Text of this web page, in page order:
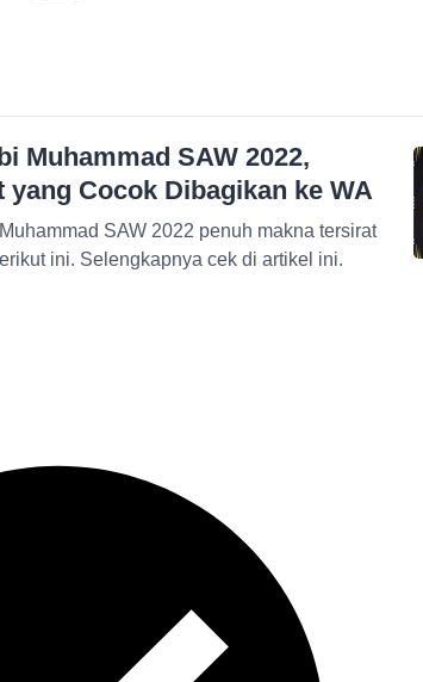
Muhammad SAW 2022,
yang Cocok Dibagikan ke WA
SAW 2022 penuh makna tersirat
ini. Selengkapnya cek di artikel ini.